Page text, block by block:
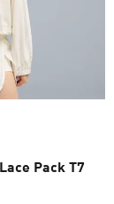
Pack T7